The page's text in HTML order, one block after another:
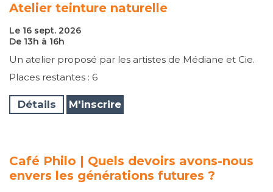
Atelier teinture naturelle
Le 16 sept. 2026
De 13h à 16h
Un atelier proposé par les artistes de Médiane et Cie.
Places restantes : 6
Détails M'inscrire
Café Philo | Quels devoirs avons-nous
envers les générations futures ?